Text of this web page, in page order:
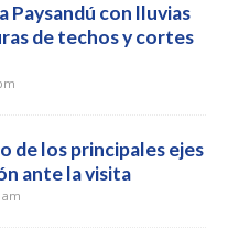
Paysandú con lluvias
de techos y cortes
de los principales ejes
ante la visita
am